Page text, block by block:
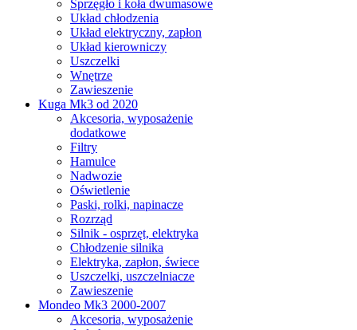
Sprzęgło i koła dwumasowe
Układ chłodzenia
Układ elektryczny, zapłon
Układ kierowniczy
Uszczelki
Wnętrze
Zawieszenie
Kuga Mk3 od 2020
Akcesoria, wyposażenie
dodatkowe
Filtry
Hamulce
Nadwozie
Oświetlenie
Paski, rolki, napinacze
Rozrząd
Silnik - osprzęt, elektryka
Chłodzenie silnika
Elektryka, zapłon, świece
Uszczelki, uszczelniacze
Zawieszenie
Mondeo Mk3 2000-2007
Akcesoria, wyposażenie